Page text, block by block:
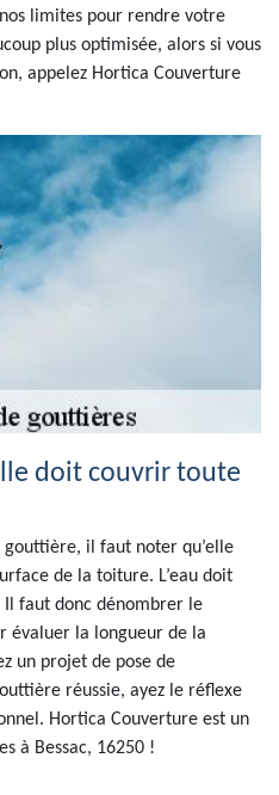
limites pour rendre votre
plus optimisée, alors si vous
appelez Hortica Couverture
doit couvrir toute
gouttière, il faut noter qu’elle
de la toiture. L’eau doit
Il faut donc dénombrer le
évaluer la longueur de la
un projet de pose de
réussie, ayez le réflexe
Hortica Couverture est un
à Bessac, 16250 !